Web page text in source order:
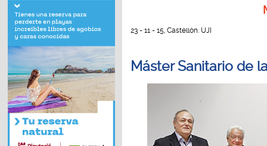
23 - 11 - 15, Castellón. UJI
Máster Sanitario de